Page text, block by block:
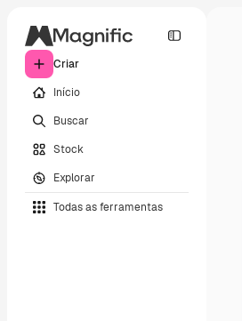
Criar
Início
Buscar
Stock
Explorar
Todas as ferramentas